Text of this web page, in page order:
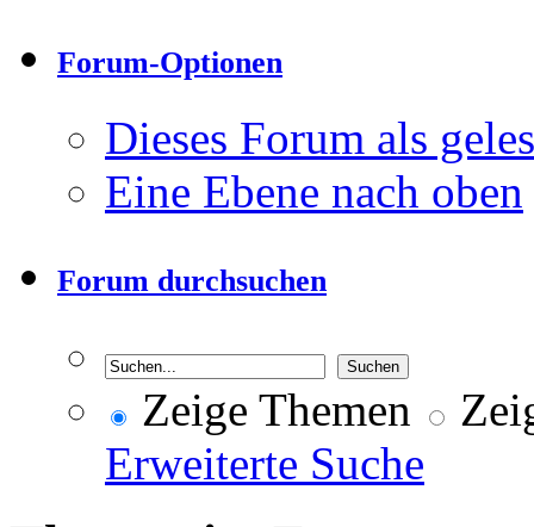
Forum-Optionen
Dieses Forum als
Eine Ebene nach oben
Forum durchsuchen
Zeige Themen
Erweiterte Suche